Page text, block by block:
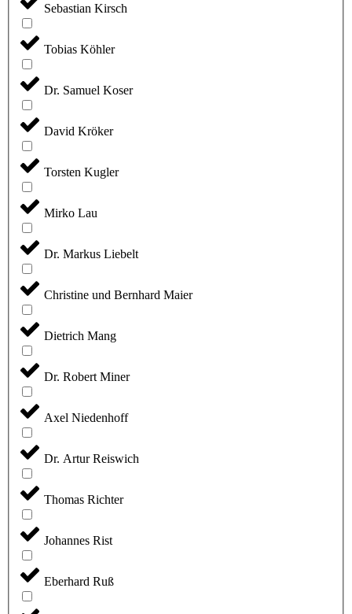
Sebastian Kirsch
Tobias Köhler
Dr. Samuel Koser
David Kröker
Torsten Kugler
Mirko Lau
Dr. Markus Liebelt
Christine und Bernhard Maier
Dietrich Mang
Dr. Robert Miner
Axel Niedenhoff
Dr. Artur Reiswich
Thomas Richter
Johannes Rist
Eberhard Ruß